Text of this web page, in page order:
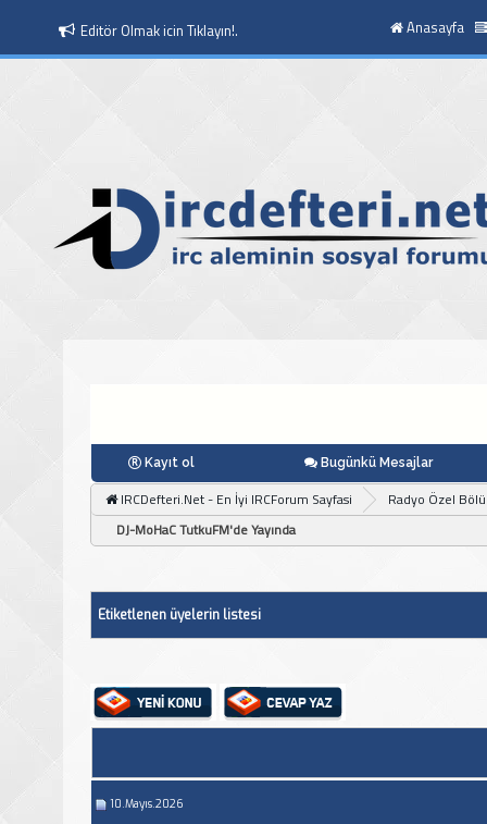
Editör Olmak icin Tıklayın!.
Moderatör Olmak icin Tıklayın!.
Anasayfa
Kayıt ol Bugünkü Mesajlar
IRCDefteri.Net - En İyi IRCForum Sayfasi
Radyo Özel
DJ-MoHaC TutkuFM'de Yayında
Etiketlenen üyelerin listesi
10.Mayıs.2026